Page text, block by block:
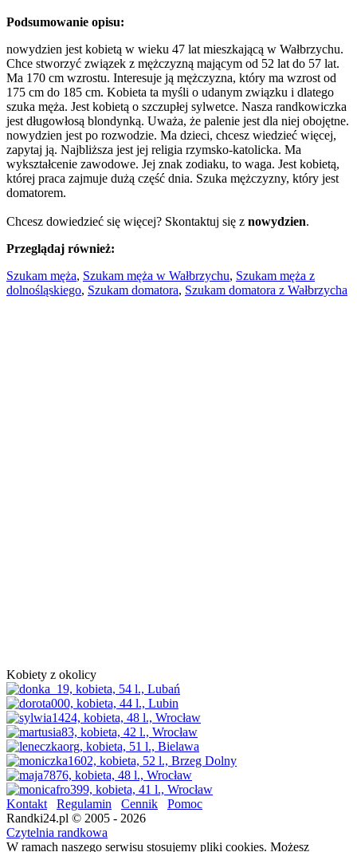
Podsumowanie opisu:
nowydzien jest kobietą w wieku 47 lat mieszkającą w Wałbrzychu.
Chce stworzyć związek z mężczyzną mającym od 52 lat do 57 lat.
Ma 170 cm wzrostu. Interesuje ją mężczyzna, który ma wzrost od
175 cm do 185 cm. Kobieta ta myśli o udanym związku i dlatego
szuka męża. Jest kobietą o szczupłej sylwetce. Nasza randkowiczka
jest długowłosą blondynką. Uważa, że palenie jest dla niej obojętne.
nowydzien jest po rozwodzie. Ma dzieci, chcesz wiedzieć więcej,
zapytaj ją. Najbliższa jest jej religia rzymsko-katolicka. Ma
wykształcenie zawodowe. Jej znak zodiaku, to waga. Jest kobietą,
której praca zajmuje dużą część dnia. Szuka mężczyzny, który jest
domatorem.
Chcesz dowiedzieć się więcej? Skontaktuj się z nowydzien.
Przeglądaj również:
Szukam męża, Szukam męża w Wałbrzychu, Szukam męża z
dolnośląskiego, Szukam domatora, Szukam domatora z Wałbrzycha
Kobiety z okolicy
Kontakt Regulamin Cennik
Pomoc
Randki24.pl © 2005 - 2026
Czytelnia randkowa
W ramach naszego serwisu stosujemy pliki cookies. Możesz